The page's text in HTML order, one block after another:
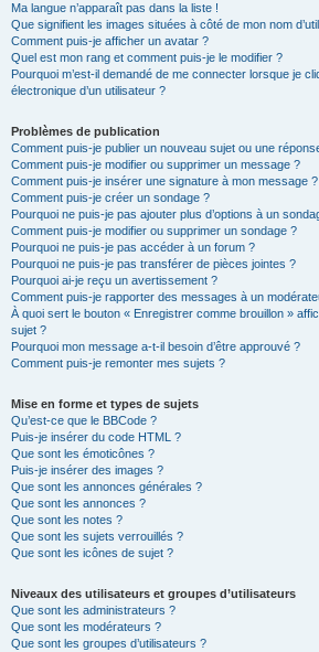
Ma langue n’apparaît pas dans la liste !
Que signifient les images situées à côté de mon nom
Comment puis-je afficher un avatar ?
Quel est mon rang et comment puis-je le modifier ?
Pourquoi m’est-il demandé de me connecter lorsque je
électronique d’un utilisateur ?
Problèmes de publication
Comment puis-je publier un nouveau sujet ou une
Comment puis-je modifier ou supprimer un message ?
Comment puis-je insérer une signature à mon message ?
Comment puis-je créer un sondage ?
Pourquoi ne puis-je pas ajouter plus d’options à un
Comment puis-je modifier ou supprimer un sondage ?
Pourquoi ne puis-je pas accéder à un forum ?
Pourquoi ne puis-je pas transférer de pièces jointes ?
Pourquoi ai-je reçu un avertissement ?
Comment puis-je rapporter des messages à un
À quoi sert le bouton « Enregistrer comme brouillon »
sujet ?
Pourquoi mon message a-t-il besoin d’être approuvé ?
Comment puis-je remonter mes sujets ?
Mise en forme et types de sujets
Qu’est-ce que le BBCode ?
Puis-je insérer du code HTML ?
Que sont les émoticônes ?
Puis-je insérer des images ?
Que sont les annonces générales ?
Que sont les annonces ?
Que sont les notes ?
Que sont les sujets verrouillés ?
Que sont les icônes de sujet ?
Niveaux des utilisateurs et groupes d’utilisateurs
Que sont les administrateurs ?
Que sont les modérateurs ?
Que sont les groupes d’utilisateurs ?